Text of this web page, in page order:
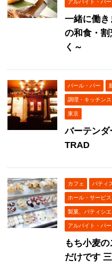
アルバイト・パー
一緒に働
の和食・
く～
バール・バー
調理・キッチン
東京
バーテン
TRAD
カフェ パティ
ホール・サービ
製菓、パティシエ
アルバイト・パー
もち小麦
だけです